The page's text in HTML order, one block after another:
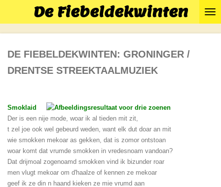
hoofdinhoud
De Fiebeldekwinten
DE FIEBELDEKWINTEN: GRONINGER /
DRENTSE STREEKTAALMUZIEK
Smoklaid
Der is een nije mode, woar ik al tieden mit zit,
t zel joe ook wel gebeurd weden, want elk dut doar an mit
wie smokken mekoar as gekken, dat is zomor ontstoan
woar komt dat vrumde smokken in vredesnoam vandoan?
Dat drijmoal zogenoamd smokken vind ik bizunder roar
men vlugt mekoar om d'haalze of kennen ze mekoar
geef ik ze din n haand kieken ze mie vrumd aan